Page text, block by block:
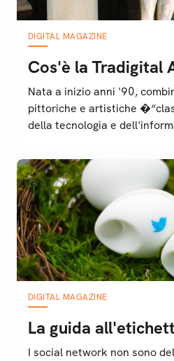
DIGITAL MAGAZINE
Cos'è la Tradigital
Nata a inizio anni '90,
pittoriche e artistiche
della tecnologia e
DIGITAL MAGAZINE
La guida
I social network non sono